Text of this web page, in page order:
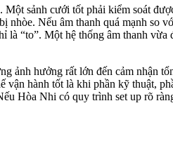
sảnh cưới tốt phải kiểm soát
Nếu âm thanh quá mạnh
là “to”. Một hệ thống âm thanh
ảnh hưởng rất lớn đến cảm nhận
vận hành tốt là khi phần kỹ thuật,
Hòa Nhi có quy trình set up rõ